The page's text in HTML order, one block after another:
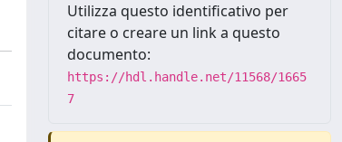
Utilizza questo identificativo per
citare o creare un link a questo
documento:
https://hdl.handle.net/11568/1665
7